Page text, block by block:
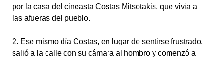
por la casa del cineasta Costas Mitsotakis, que vivía a
las afueras del pueblo.
2. Ese mismo día Costas, en lugar de sentirse frustrado,
salió a la calle con su cámara al hombro y comenzó a